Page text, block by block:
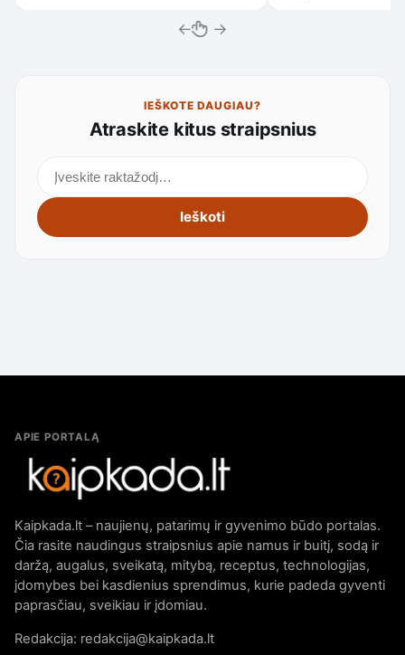
← →
IEŠKOTE DAUGIAU?
Atraskite kitus straipsnius
Ieškoti
APIE PORTALĄ
Kaipkada.lt – naujienų, patarimų ir gyvenimo būdo portalas.
Čia rasite naudingus straipsnius apie namus ir buitį, sodą ir
daržą, augalus, sveikatą, mitybą, receptus, technologijas,
įdomybes bei kasdienius sprendimus, kurie padeda gyventi
paprasčiau, sveikiau ir įdomiau.
Redakcija: redakcija@kaipkada.lt